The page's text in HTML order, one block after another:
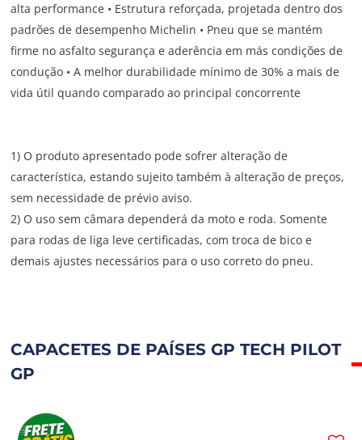
alta performance • Estrutura reforçada, projetada dentro dos
padrões de desempenho Michelin • Pneu que se mantém
firme no asfalto segurança e aderência em más condições de
condução • A melhor durabilidade mínimo de 30% a mais de
vida útil quando comparado ao principal concorrente
1) O produto apresentado pode sofrer alteração de
característica, estando sujeito também à alteração de preços,
sem necessidade de prévio aviso.
2) O uso sem câmara dependerá da moto e roda. Somente
para rodas de liga leve certificadas, com troca de bico e
demais ajustes necessários para o uso correto do pneu.
CAPACETES DE PAÍSES GP TECH PILOT
GP